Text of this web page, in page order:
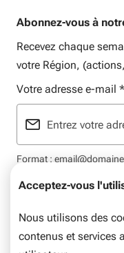
Acceptez-vous
Nous utilisons des
contenus et services
Abonnez-vous à
Recevez chaque
votre Région,
Votre adresse e-mail *
Format :
Mentions légales